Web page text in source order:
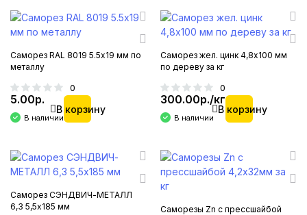
Саморез RAL 8019 5.5х19 мм по
металлу
0
5.00р.
В наличии
В корзину
Саморез жел. цинк 4,8х100 мм
по дереву за кг
0
300.00р./кг
В наличии
В корзину
Саморез СЭНДВИЧ-МЕТАЛЛ
6,3 5,5х185 мм
Саморезы Zn с прессшайбой